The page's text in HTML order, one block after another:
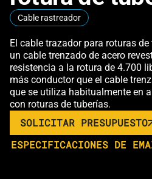
Cable rastreador
El cable trazador para roturas
un cable trenzado de acero
resistencia a la rotura de 4.700
más conductor que el cable
que se utiliza habitualmente en
con roturas de tuberías.
SOLICITAR PRESUPUESTO
ESPECIFICACIONES DE